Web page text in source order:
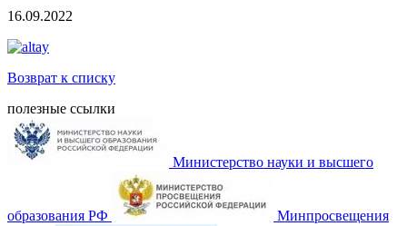
16.09.2022
Возврат к списку
полезные ссылки
Министерство науки и высшего
образования РФ Минпросвещения